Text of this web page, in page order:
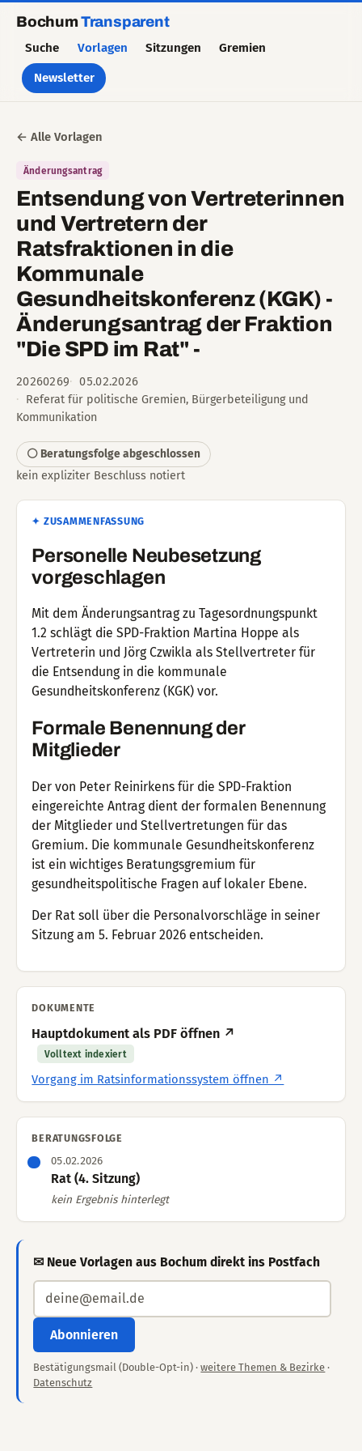
BochumTransparent
Suche Vorlagen Sitzungen Gremien
Newsletter
← Alle Vorlagen
Änderungsantrag
Entsendung von Vertreterinnen
und Vertretern der
Ratsfraktionen in die
Kommunale
Gesundheitskonferenz (KGK) -
Änderungsantrag der Fraktion
"Die SPD im Rat" -
20260269
05.02.2026
Referat für politische Gremien, Bürgerbeteiligung und
Kommunikation
⚪ Beratungsfolge abgeschlossen
kein expliziter Beschluss notiert
✦ ZUSAMMENFASSUNG
Personelle Neubesetzung
vorgeschlagen
Mit dem Änderungsantrag zu Tagesordnungspunkt
1.2 schlägt die SPD-Fraktion Martina Hoppe als
Vertreterin und Jörg Czwikla als Stellvertreter für
die Entsendung in die kommunale
Gesundheitskonferenz (KGK) vor.
Formale Benennung der
Mitglieder
Der von Peter Reinirkens für die SPD-Fraktion
eingereichte Antrag dient der formalen Benennung
der Mitglieder und Stellvertretungen für das
Gremium. Die kommunale Gesundheitskonferenz
ist ein wichtiges Beratungsgremium für
gesundheitspolitische Fragen auf lokaler Ebene.
Der Rat soll über die Personalvorschläge in seiner
Sitzung am 5. Februar 2026 entscheiden.
DOKUMENTE
Hauptdokument als PDF öffnen ↗
Volltext indexiert
Vorgang im Ratsinformationssystem öffnen ↗
BERATUNGSFOLGE
05.02.2026
Rat (4. Sitzung)
kein Ergebnis hinterlegt
✉ Neue Vorlagen aus Bochum direkt ins Postfach
Abonnieren
Bestätigungsmail (Double-Opt-in) ·weitere Themen & Bezirke ·
Datenschutz